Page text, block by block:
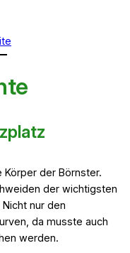
der Börnster.
der wichtigsten
nur den
da musste auch
werden.